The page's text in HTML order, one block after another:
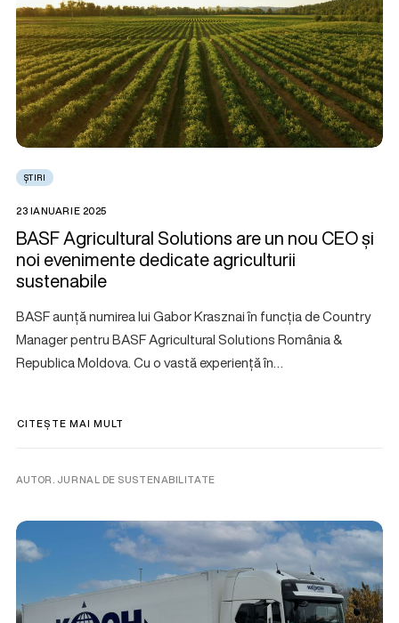
ȘTIRI
23 IANUARIE 2025
BASF Agricultural Solutions are un nou CEO și
noi evenimente dedicate agriculturii
sustenabile
BASF aunță numirea lui Gabor Krasznai în funcția de Country
Manager pentru BASF Agricultural Solutions România &
Republica Moldova. Cu o vastă experiență în…
CITEȘTE MAI MULT
AUTOR. JURNAL DE SUSTENABILITATE